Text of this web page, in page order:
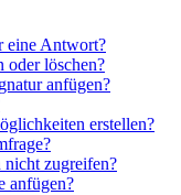
eine Antwort?
oder löschen?
anfügen?
erstellen?
nicht zugreifen?
anfügen?